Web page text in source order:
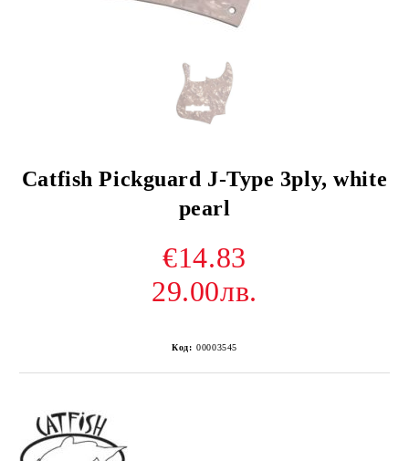
Catfish Pickguard J-Type 3ply, white
pearl
€14.83
29.00лв.
Код: 00003545